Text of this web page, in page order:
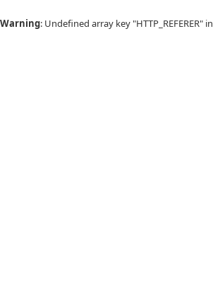
Warning: Undefined array key "HTTP_REFERER" in